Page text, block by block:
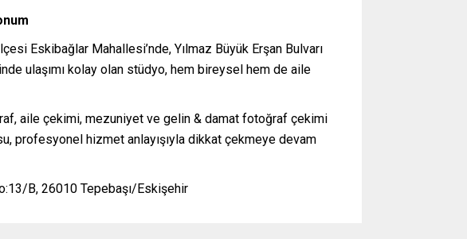
Eskibağlar Mahallesi’nde, Yılmaz Büyük Erşan Bulvarı
ulaşımı kolay olan stüdyo, hem bireysel hem de aile
aile çekimi, mezuniyet ve gelin & damat fotoğraf çekimi
profesyonel hizmet anlayışıyla dikkat çekmeye devam
B, 26010 Tepebaşı/Eskişehir